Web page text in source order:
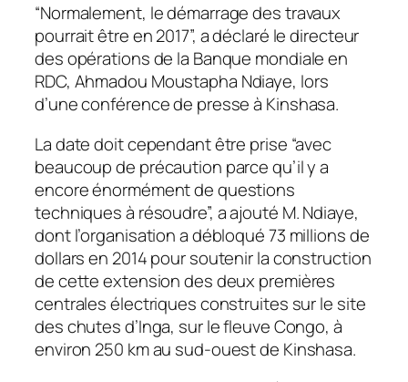
“Normalement, le démarrage des travaux
pourrait être en 2017”, a déclaré le directeur
des opérations de la Banque mondiale en
RDC, Ahmadou Moustapha Ndiaye, lors
d’une conférence de presse à Kinshasa.
La date doit cependant être prise “avec
beaucoup de précaution parce qu’il y a
encore énormément de questions
techniques à résoudre”, a ajouté M. Ndiaye,
dont l’organisation a débloqué 73 millions de
dollars en 2014 pour soutenir la construction
de cette extension des deux premières
centrales électriques construites sur le site
des chutes d’Inga, sur le fleuve Congo, à
environ 250 km au sud-ouest de Kinshasa.